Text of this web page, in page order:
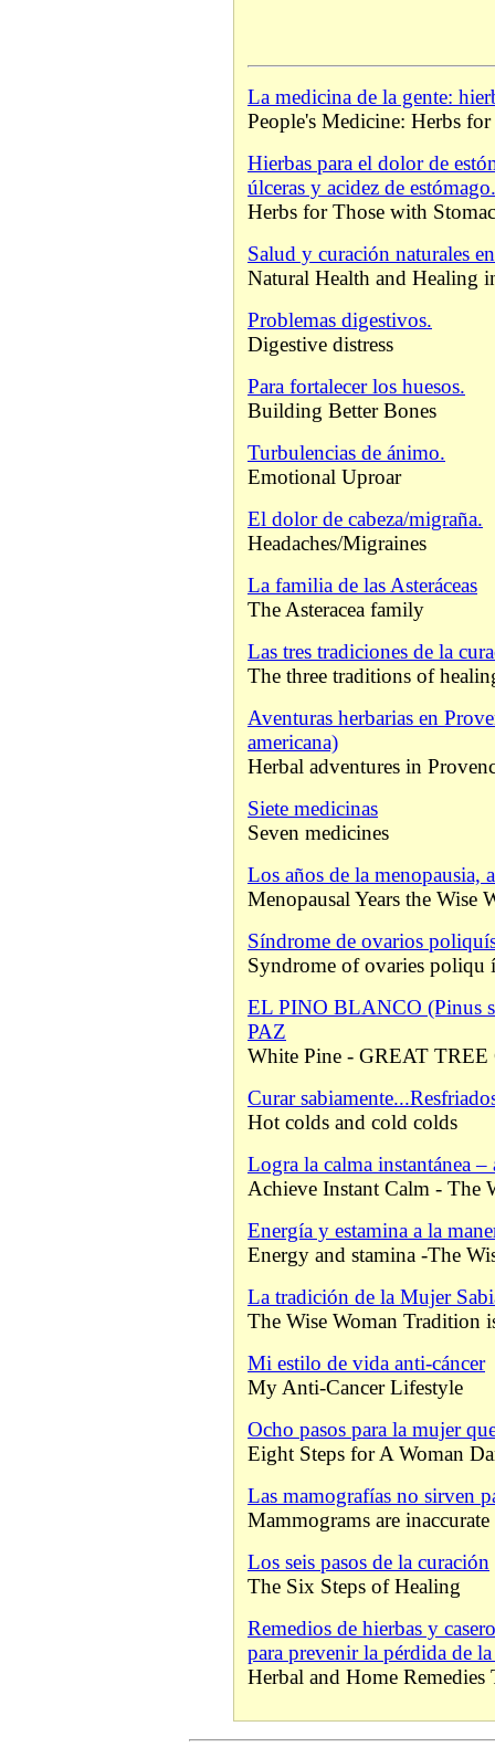
La medicina de la gente:
People's Medicine: Herbs for
Hierbas para el dolor de
úlceras y acidez de estómago.
Herbs for Those with
Salud y curación naturales
Natural Health and Healing
Problemas digestivos.
Digestive distress
Para fortalecer los huesos.
Building Better Bones
Turbulencias de ánimo.
Emotional Uproar
El dolor de cabeza/migraña.
Headaches/Migraines
La familia de las Asteráceas
The Asteracea family
Las tres tradiciones de la
The three traditions of
Aventuras herbarias en
americana)
Herbal adventures in
Siete medicinas
Seven medicines
Los años de la menopausia,
Menopausal Years the Wise
Síndrome de ovarios
Syndrome of ovaries poliqu
EL PINO BLANCO (Pinus
PAZ
White Pine - GREAT
Curar
Hot colds and cold colds
Logra la calma instantánea –
Achieve Instant Calm - The
Energía y estamina a la
Energy and stamina -The
La tradición de la Mujer
The Wise Woman Tradition
Mi estilo de vida anti-cáncer
My Anti-Cancer Lifestyle
Ocho pasos para la mujer
Eight Steps for A Woman
Las mamografías no sirven
Mammograms are inaccurate
Los seis pasos de la curación
The Six Steps of Healing
Remedios de hierbas y
para prevenir la pérdida de
Herbal and Home